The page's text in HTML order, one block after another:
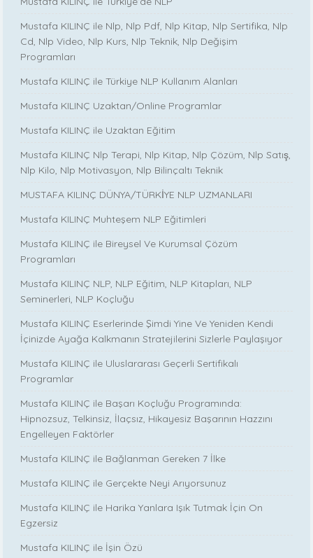
Mustafa KILINÇ ile Nlp, Nlp Pdf, Nlp Kitap, Nlp Sertifika, Nlp
Cd, Nlp Video, Nlp Kurs, Nlp Teknik, Nlp Değişim
Programları
Mustafa KILINÇ ile Türkiye NLP Kullanım Alanları
Mustafa KILINÇ Uzaktan/Online Programlar
Mustafa KILINÇ ile Uzaktan Eğitim
Mustafa KILINÇ Nlp Terapi, Nlp Kitap, Nlp Çözüm, Nlp Satış,
Nlp Kilo, Nlp Motivasyon, Nlp Bilinçaltı Teknik
MUSTAFA KILINÇ DÜNYA/TÜRKİYE NLP UZMANLARI
Mustafa KILINÇ Muhteşem NLP Eğitimleri
Mustafa KILINÇ ile Bireysel Ve Kurumsal Çözüm
Programları
Mustafa KILINÇ NLP, NLP Eğitim, NLP Kitapları, NLP
Seminerleri, NLP Koçluğu
Mustafa KILINÇ Eserlerinde Şimdi Yine Ve Yeniden Kendi
İçinizde Ayağa Kalkmanın Stratejilerini Sizlerle Paylaşıyor
Mustafa KILINÇ ile Uluslararası Geçerli Sertifikalı
Programlar
Mustafa KILINÇ ile Başarı Koçluğu Programında:
Hipnozsuz, Telkinsiz, İlaçsız, Hikayesiz Başarının Hazzını
Engelleyen Faktörler
Mustafa KILINÇ ile Bağlanman Gereken 7 İlke
Mustafa KILINÇ ile Gerçekte Neyi Arıyorsunuz
Mustafa KILINÇ ile Harika Yanlara Işık Tutmak İçin On
Egzersiz
Mustafa KILINÇ ile İşin Özü